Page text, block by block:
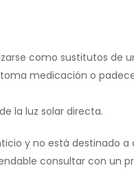
como sustitutos de
medicación o
la luz solar directa.
y no está destinado a
consultar con un